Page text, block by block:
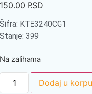
150.00 RSD
Šifra: KTE3240CG1
Stanje: 399
Na zalihama
Dodaj u korpu